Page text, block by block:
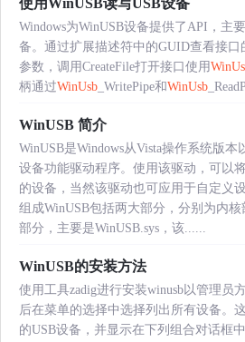
使用WinUSB读写USB设备
Windows为WinUSB设备提供了API，主
备。通过扩展描述符中的GUID查看接
参数，调用CreateFile打开接口使用
柄通过WinUsb _WritePipe和WinUsb
WinUSB 简介
WinUSB是Windows从Vista操作系统版
设备功能驱动程序。使用该驱动，可以
的设备，当然该驱动也可应用于自定义
组成WinUSB包括两大部分，分别为内
部分，主要是WinUSB.sys，该......
WinUSB的安装方法
使用工具zadig进行安装winusb以管理员
后在菜单的选择中选择列出所有设备。
的USB设备，并显示在下列组合对话框